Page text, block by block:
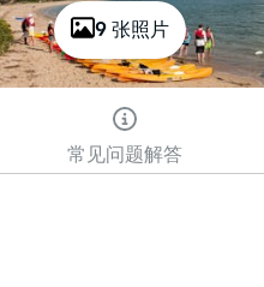
9 张照片
常见问题解答